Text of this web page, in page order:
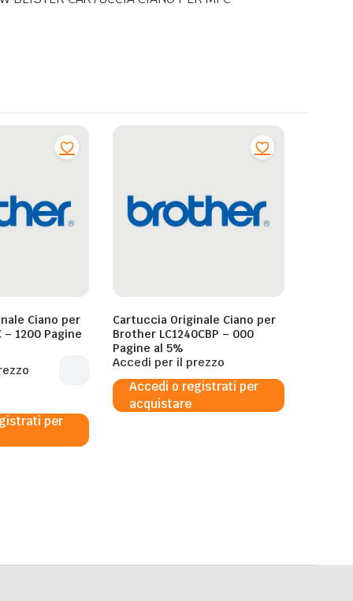
Ciano per
– 1200 Pagine
per
Cartuccia Originale Ciano per
Brother LC1240CBP – 000
Pagine al 5%
Accedi per il prezzo
Accedi o registrati per
acquistare